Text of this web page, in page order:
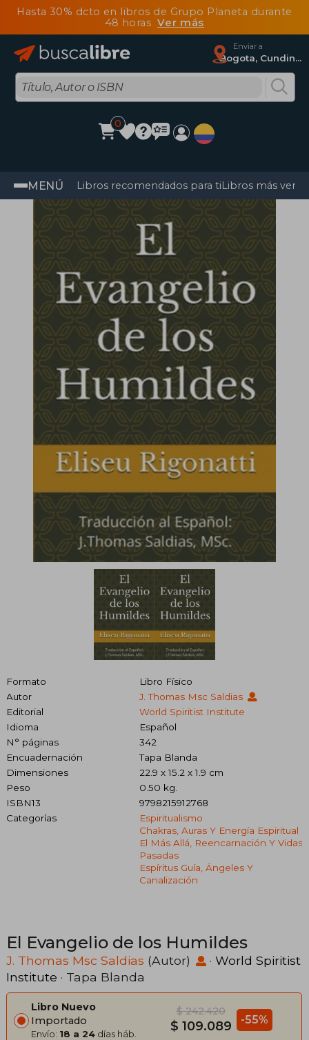
Hasta 30% dcto en libros de Grupo Planeta durante
48 horasVer más
Enviar a
Bogota, Cundinamarca
0
MENÚ Libros recomendados para tiLibros más
Formato
Libro Físico
Autor
J. Thomas Msc Saldias
Editorial
World Spiritist Institute
Idioma
Español
N° páginas
342
Encuadernación
Tapa Blanda
Dimensiones
22.9 x 15.2 x 1.9 cm
Peso
0.50 kg.
ISBN13
9798215912768
Categorías
Espiritualismo
Chakras, Auras Y Energía Espiritual
El Más Allá, Reencarnación Y Vidas
Pasadas
Espíritus Guía, Ángeles Y
Canalización
El Evangelio de los Humildes
J. Thomas Msc Saldias (Autor) · World Spiritist
Institute · Tapa Blanda
Libro Nuevo
Importado
Envío: 18 a 24 días háb.
$ 242.420
$ 109.089 -55%